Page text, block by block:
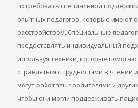
потребовать специальной
опытных педагогов, которые имеют
расстройством. Специальные
предоставлять индивидуальный
используя техники, которые
справляться с трудностями в чтении
могут работать с родителями и
чтобы они могли поддерживать